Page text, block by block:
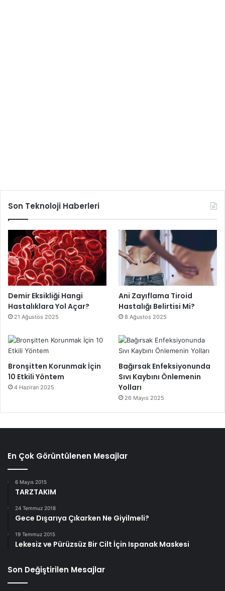
Son Teknoloji Haberleri
Demir Eksikliği Hangi
Hastalıklara Yol Açar?
21 Ağustos 2025
Ani Zayıflama Tiroid
Hastalığı Belirtisi Mi?
8 Ağustos 2025
Bronşitten Korunmak İçin
10 Etkili Yöntem
4 Haziran 2025
Bağırsak Enfeksiyonunda
Sıvı Kaybını Önlemenin
Yolları
26 Mayıs 2025
En Çok Görüntülenen Mesajlar
6 Mayıs 2015
TARZTAKIM
24 Temmuz 2018
Gece Dışarıya Çıkarken Ne Giyilmeli?
19 Temmuz 2015
Lekesiz ve Pürüzsüz Bir Cilt İçin Ispanak Maskesi
Son Değiştirilen Mesajlar